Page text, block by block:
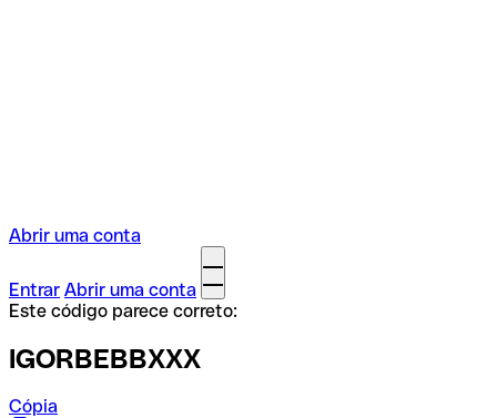
Abrir uma conta
Entrar Abrir uma conta
Este código parece correto:
IGORBEBBXXX
Cópia